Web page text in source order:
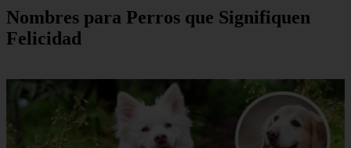
Nombres para Perros que Signifiquen
Felicidad